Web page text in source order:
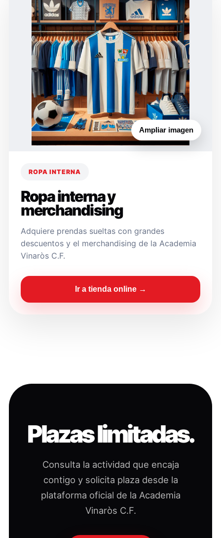
Ampliar imagen
ROPA INTERNA
Ropa interna y
merchandising
Adquiere prendas sueltas con grandes
descuentos y el merchandising de la Academia
Vinaròs C.F.
Ir a tienda online →
Plazas limitadas.
Consulta la actividad que encaja
contigo y solicita plaza desde la
plataforma oficial de la Academia
Vinaròs C.F.